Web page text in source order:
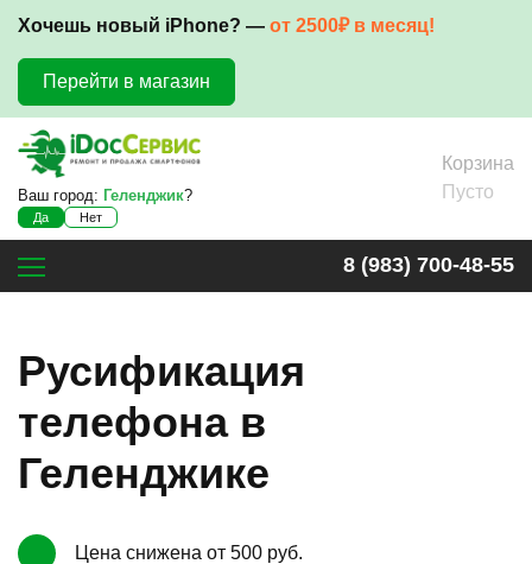
Хочешь новый iPhone? — от 2500₽ в месяц!
Перейти в магазин
Ваш город: Геленджик?
Да Нет
Корзина
Пусто
8 (983) 700-48-55
Русификация
телефона в
Геленджике
Цена снижена от 500 руб.